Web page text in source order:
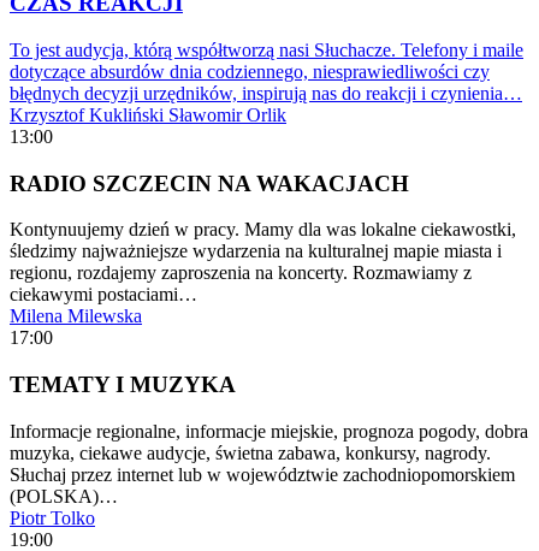
To jest audycja, którą współtworzą nasi Słuchacze. Telefony i maile
dotyczące absurdów dnia codziennego, niesprawiedliwości czy
błędnych decyzji urzędników, inspirują nas do reakcji i czynienia…
Krzysztof Kukliński Sławomir Orlik
13:00
RADIO SZCZECIN NA WAKACJACH
Kontynuujemy dzień w pracy. Mamy dla was lokalne ciekawostki,
śledzimy najważniejsze wydarzenia na kulturalnej mapie miasta i
regionu, rozdajemy zaproszenia na koncerty. Rozmawiamy z
ciekawymi postaciami…
Milena Milewska
17:00
TEMATY I MUZYKA
Informacje regionalne, informacje miejskie, prognoza pogody, dobra
muzyka, ciekawe audycje, świetna zabawa, konkursy, nagrody.
Słuchaj przez internet lub w województwie zachodniopomorskiem
(POLSKA)…
Piotr Tolko
19:00